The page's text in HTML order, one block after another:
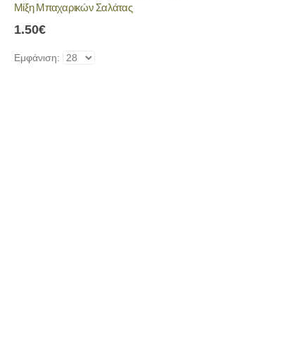
έχει
πολλαπλές
Οι
Μίξη Μπαχαρικών Σαλάτας
1.50€
Εμφάνιση: